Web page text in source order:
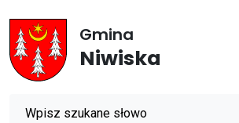
Gmina
Niwiska
Wyszukiwarka